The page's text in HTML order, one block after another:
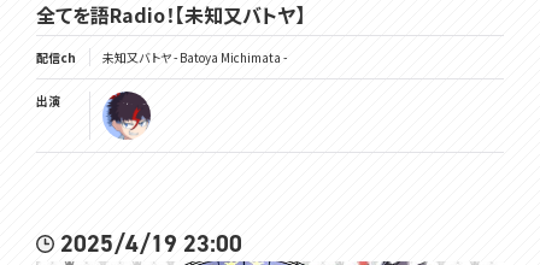
全てを語Radio！【未知又バトヤ】
配信ch 未知又バトヤ - Batoya Michimata -
出演
2025/4/19 23:00